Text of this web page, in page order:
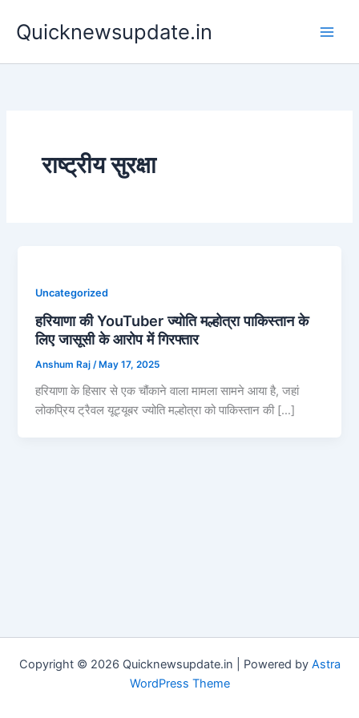
Quicknewsupdate.in
राष्ट्रीय सुरक्षा
Uncategorized
हरियाणा की YouTuber ज्योति मल्होत्रा पाकिस्तान के
लिए जासूसी के आरोप में गिरफ्तार
Anshum Raj/ May 17, 2025
हरियाणा के हिसार से एक चौंकाने वाला मामला सामने आया है, जहां
लोकप्रिय ट्रैवल यूट्यूबर ज्योति मल्होत्रा को पाकिस्तान की […]
Copyright © 2026 Quicknewsupdate.in | Powered by Astra
WordPress Theme